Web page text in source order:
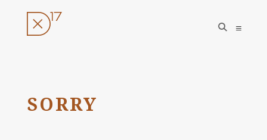
tartalomhoz
open
search
open
SORRY